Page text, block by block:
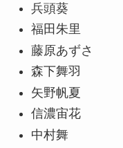
兵頭葵
福田朱里
藤原あずさ
森下舞羽
矢野帆夏
信濃宙花
中村舞